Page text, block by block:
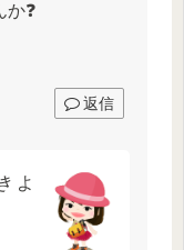
❓
返信
よ